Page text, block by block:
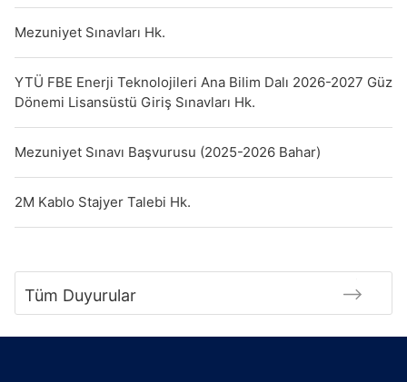
Mezuniyet Sınavları Hk.
YTÜ FBE Enerji Teknolojileri Ana Bilim Dalı 2026-2027 Güz
Dönemi Lisansüstü Giriş Sınavları Hk.
Mezuniyet Sınavı Başvurusu (2025-2026 Bahar)
2M Kablo Stajyer Talebi Hk.
Tüm Duyurular